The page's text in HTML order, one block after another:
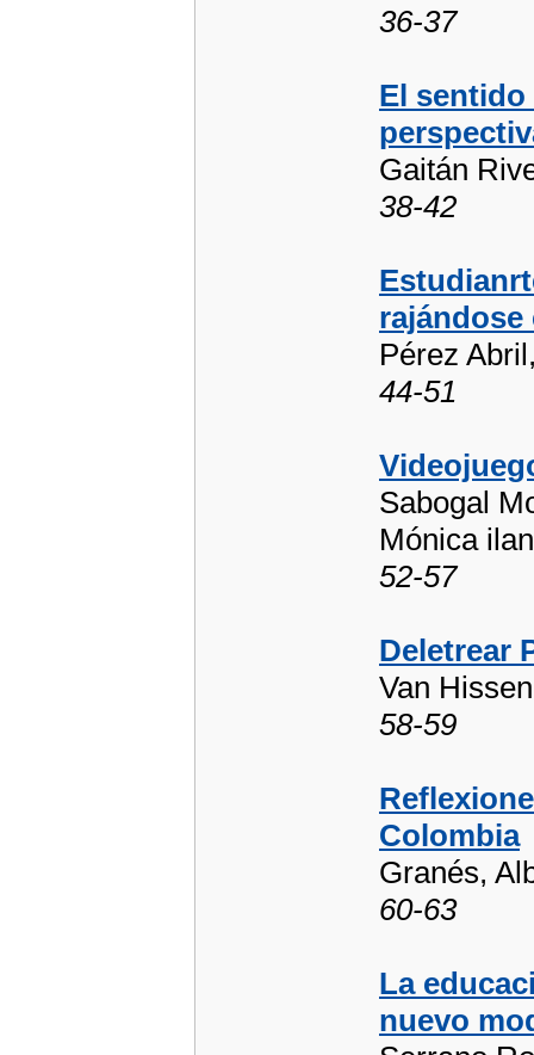
36-37
El sentido
Gaitán
38-42
Pérez
44-51
Sabogal
Mónica
52-57
Deletrear
Van
58-59
Colombia
Granés,
60-63
La
nuevo